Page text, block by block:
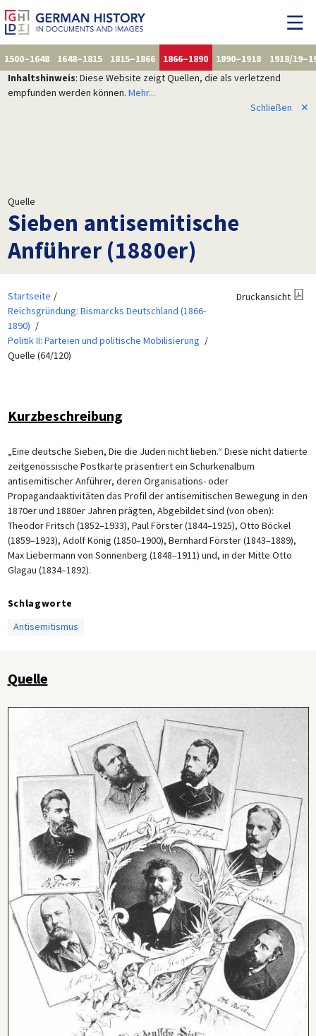
1500–1648 1648–1815 1815–1866 1866–1890 1890–1918
1918/
Inhaltshinweis: Diese Website zeigt Quellen, die als verletzend
empfunden werden können. Mehr...
Schließen
✕
Quelle
Sieben antisemitische
Anführer (1880er)
Startseite
Reichsgründung: Bismarcks Deutschland (1866-
1890)
Politik II: Parteien und politische Mobilisierung
Quelle (64/120)
Druckansicht
Kurzbeschreibung
„Eine deutsche Sieben, Die die Juden nicht lieben.“ Diese nicht datierte
zeitgenössische Postkarte präsentiert ein Schurkenalbum
antisemitischer Anführer, deren Organisations- oder
Propagandaaktivitäten das Profil der antisemitischen Bewegung in den
1870er und 1880er Jahren prägten, Abgebildet sind (von oben):
Theodor Fritsch (1852–1933), Paul Förster (1844–1925), Otto Böckel
(1859–1923), Adolf König (1850–1900), Bernhard Förster (1843–1889),
Max Liebermann von Sonnenberg (1848–1911) und, in der Mitte Otto
Glagau (1834–1892).
Schlagworte
Antisemitismus
Quelle